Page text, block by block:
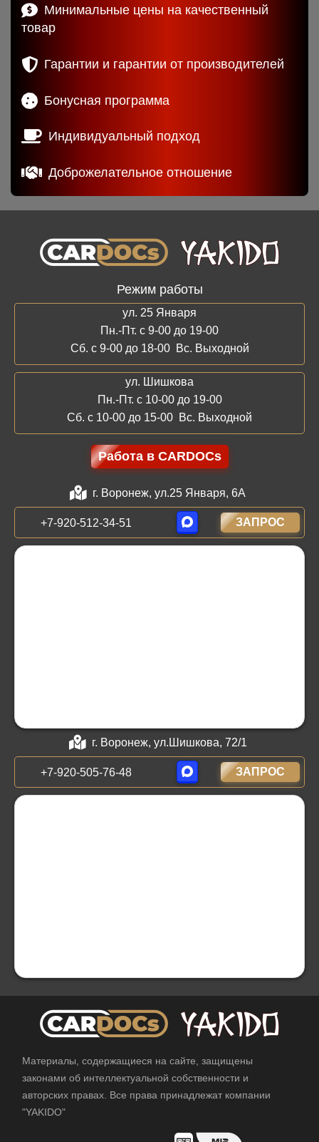
Минимальные цены на качественный
товар
Гарантии и гарантии от производителей
Бонусная программа
Индивидуальный подход
Доброжелательное отношение
Режим работы
ул. 25 Января
Пн.-Пт. с 9-00 до 19-00
Сб. с 9-00 до 18-00 Вс. Выходной
ул. Шишкова
Пн.-Пт. с 10-00 до 19-00
Сб. с 10-00 до 15-00 Вс. Выходной
Работа в CARDOCs
г. Воронеж, ул.25 Января, 6А
+7-920-512-34-51 ЗАПРОС
г. Воронеж, ул.Шишкова, 72/1
+7-920-505-76-48 ЗАПРОС
Материалы, содержащиеся на сайте, защищены
законами об интеллектуальной собственности и
авторских правах. Все права принадлежат компании
"YAKIDO"